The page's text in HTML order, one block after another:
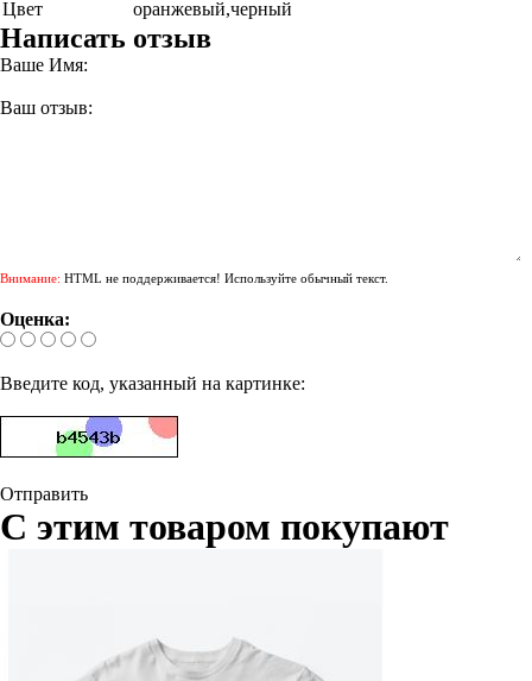
Цвет
оранжевый,черный
Написать отзыв
Ваше Имя:
Ваш отзыв:
Внимание: HTML не поддерживается! Используйте обычный текст.
Оценка:
Введите код, указанный на картинке:
Отправить
С этим товаром покупают